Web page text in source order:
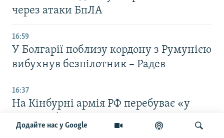
Додайте нас у Google
через атаки БпЛА
16:59
У Болгарії поблизу кордону з Румунією
вибухнув безпілотник – Радев
16:37
На Кінбурні армія РФ перебуває «у
глухій обороні» – командир ОТУ
«Одеса»